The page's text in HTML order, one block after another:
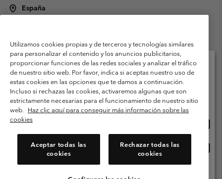
España
Condiciones de uso
Terminos de Venta
Garantía
Política de Privacidad
Términos y condiciones del programa de miembros
Términos De Uso Del Contenido Generado Por Los Usuarios
Impressum
Cookies Public CBCR
Utilizamos cookies propias y de terceros y tecnologías similares
para personalizar el contenido y los anuncios publicitarios,
proporcionar funciones de las redes sociales y analizar el tráfico
de nuestro sitio web. Por favor, indica si aceptas nuestro uso de
estas cookies en las opciones que te damos a continuación.
Incluso si rechazas las cookies, activaremos algunas que son
estrictamente necesarias para el funcionamiento de nuestro sitio
web. Haz clic aquí para conseguir más información sobre las
cookies
Aceptar todas las
cookies
Rechazar todas las
cookies
Selecciona tu país e idioma envío
Compras en línea disponibles
línea
España
Ver Todos Los Países